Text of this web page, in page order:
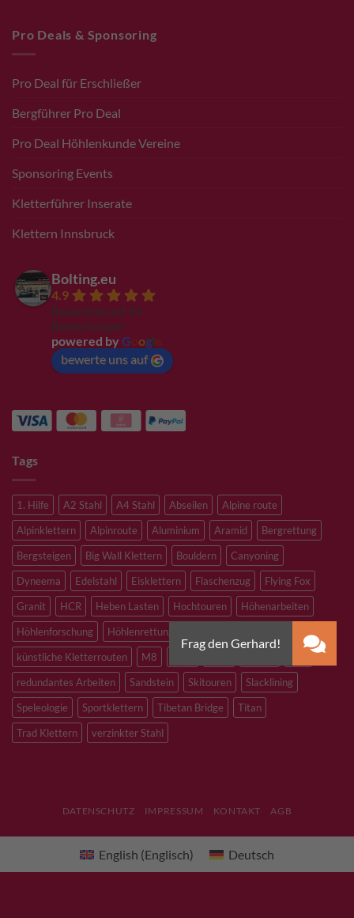
Pro Deals & Sponsoring
Pro Deal für Erschließer
Bergführer Pro Deal
Pro Deal Höhlenkunde Vereine
Sponsoring Events
Kletterführer Inserate
Klettern Innsbruck
Bolting.eu
4.9
Basierend auf 94
Bewertungen
powered by G ogl
bewerte uns auf
Tags
1. Hilfe A2 Stahl A4 Stahl Abseilen
Alpine route
Alpinklettern
Alpinroute Aluminium Aramid
Bergrettung
Bergsteigen
Big Wall Klettern Bouldern
Canyoning
Dyneema
Edelstahl Eisklettern Flaschenzug
Flying Fox
Granit
HCR Heben Lasten Hochtouren
Höhenarbeiten
Höhlenforschung
Höhlenrettung
künstliche Kletterrouten
M8
redundantes Arbeiten
Sandstein Skitouren
Slacklining
Speleologie
Sportklettern Tibetan Bridge
Titan
Trad Klettern
verzinkter Stahl
DATENSCHUTZ IMPRESSUM KONTAKT AGB
English (Englisch) Deutsch